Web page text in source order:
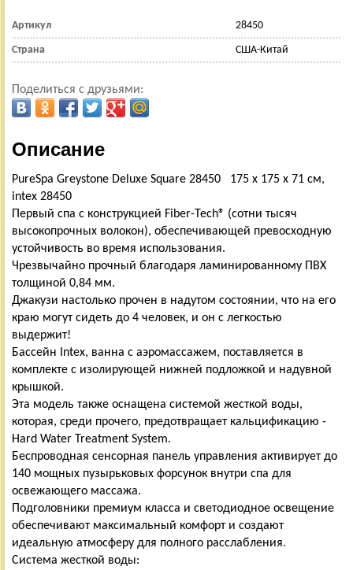
Артикул 28450
Страна США-Китай
Поделиться с друзьями:
Описание
PureSpa Greystone Deluxe Square 28450 175 х 175 x 71 см,
intex 28450
Первый спа с конструкцией Fiber-Tech® (сотни тысяч
высокопрочных волокон), обеспечивающей превосходную
устойчивость во время использования.
Чрезвычайно прочный благодаря ламинированному ПВХ
толщиной 0,84 мм.
Джакузи настолько прочен в надутом состоянии, что на его
краю могут сидеть до 4 человек, и он с легкостью
выдержит!
Бассейн Intex, ванна с аэромассажем, поставляется в
комплекте с изолирующей нижней подложкой и надувной
крышкой.
Эта модель также оснащена системой жесткой воды,
которая, среди прочего, предотвращает кальцификацию -
Hard Water Treatment System.
Беспроводная сенсорная панель управления активирует до
140 мощных пузырьковых форсунок внутри спа для
освежающего массажа.
Подголовники премиум класса и светодиодное освещение
обеспечивают максимальный комфорт и создают
идеальную атмосферу для полного расслабления.
Система жесткой воды: